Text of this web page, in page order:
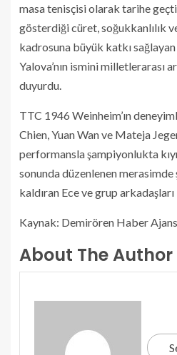
masa tenisçisi olarak tarihe
gösterdiği cüret, soğukkanlılık
kadrosuna büyük katkı
Yalova’nın ismini milletlerarası
duyurdu.
TTC 1946 Weinheim’ın
Chien, Yuan Wan ve Mateja
performansla şampiyonlukta
sonunda düzenlenen merasimde
kaldıran Ece ve grup
Kaynak: Demirören Haber
About The Author